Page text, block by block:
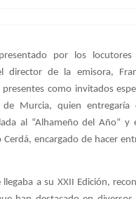
por los
director de la emisora,
como invitados
de Murcia, quien entregaría
al “Alhameño del Año” y
encargado de hacer
llegaba a su XXII Edición,